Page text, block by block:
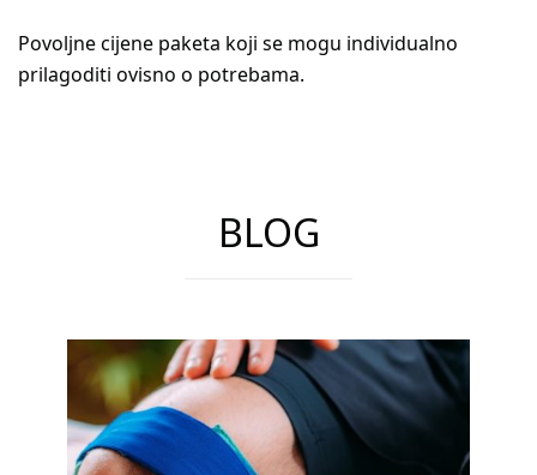
Povoljne cijene paketa koji se mogu individualno
prilagoditi ovisno o potrebama.
BLOG